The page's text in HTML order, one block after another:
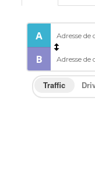
Traffic